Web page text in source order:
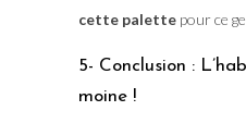
cette palettepour ce
5- Conclusion :
moine !